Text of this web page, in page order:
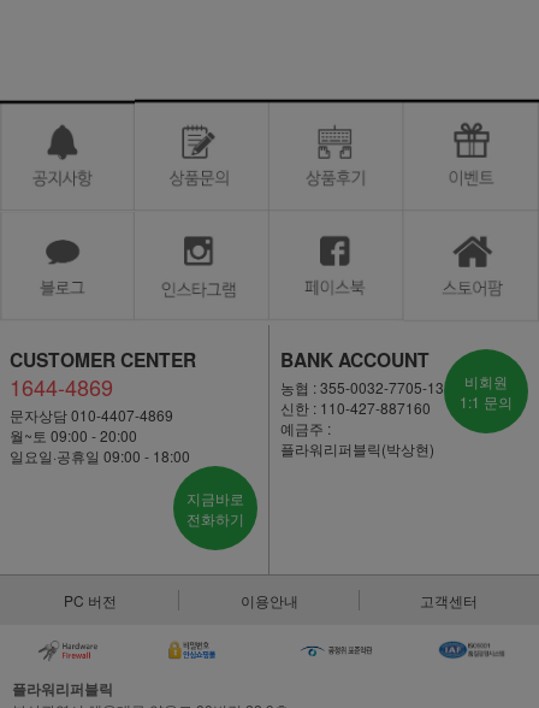
CUSTOMER CENTER
1644-4869
문자상담 010-4407-4869
월~토 09:00 - 20:00
일요일·공휴일 09:00 - 18:00
지금바로
전화하기
BANK ACCOUNT
농협 : 355-0032-7705-13
신한 : 110-427-887160
예금주 :
플라워리퍼블릭(박상현)
비회원
1:1 문의
PC 버전 이용안내 고객센터
플라워리퍼블릭